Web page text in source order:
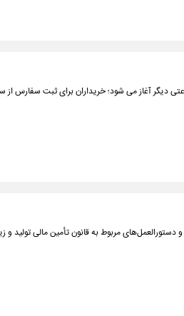
مربوط به قانون تأمین مالی تولید و